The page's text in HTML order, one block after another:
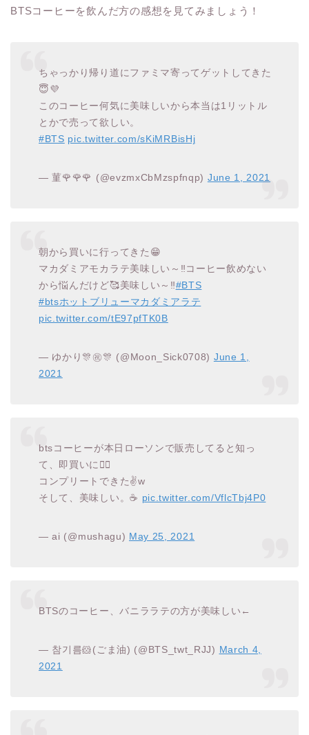
BTSコーヒーを飲んだ方の感想を見てみましょう！
ちゃっかり帰り道にファミマ寄ってゲットしてきた
😇💜
このコーヒー何気に美味しいから本当は1リットル
とかで売って欲しい。
#BTS pic.twitter.com/sKiMRBisHj
— 菫🌹🌹🌹 (@evzmxCbMzspfnqp) June 1, 2021
朝から買いに行ってきた😁
マカダミアモカラテ美味しい～‼️コーヒー飲めない
から悩んだけど🥰美味しい～‼️#BTS
#btsホットブリューマカダミアラテ
pic.twitter.com/tE97pfTK0B
— ゆかり🎊㊗🎊 (@Moon_Sick0708) June 1,
2021
btsコーヒーが本日ローソンで販売してると知っ
て、即買いに🏃‍♀️
コンプリートできた✌️w
そして、美味しい。☕️ pic.twitter.com/VflcTbj4P0
— ai (@mushagu) May 25, 2021
BTSのコーヒー、バニララテの方が美味しい←
— 참기름🐹(ごま油) (@BTS_twt_RJJ) March 4,
2021